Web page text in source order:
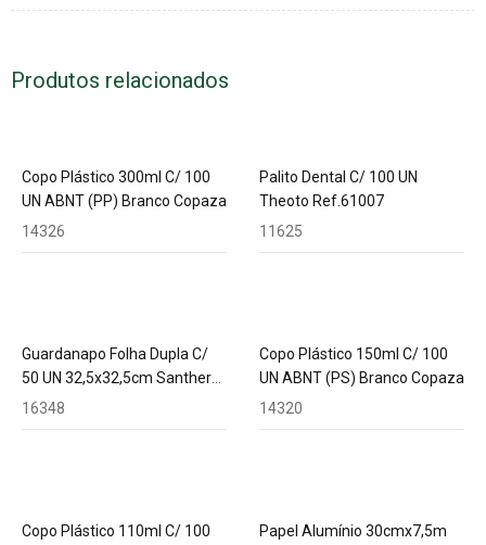
Produtos relacionados
Copo Plástico 300ml C/ 100
UN ABNT (PP) Branco Copaza
14326
Palito Dental C/ 100 UN
Theoto Ref.61007
11625
Guardanapo Folha Dupla C/
50 UN 32,5x32,5cm Santher
Ref. Ggp33
16348
Copo Plástico 150ml C/ 100
UN ABNT (PS) Branco Copaza
14320
Copo Plástico 110ml C/ 100
Papel Alumínio 30cmx7,5m